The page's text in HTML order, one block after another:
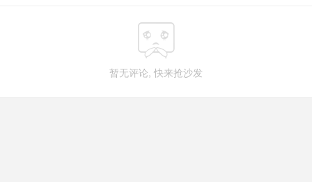

暂无评论, 快来抢沙发